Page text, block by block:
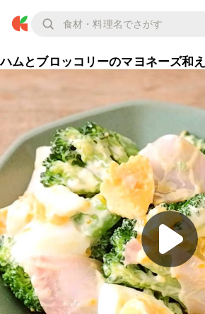
ハムとブロッコリーのマヨネーズ和え